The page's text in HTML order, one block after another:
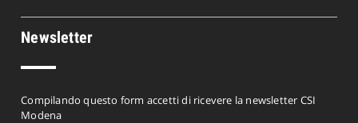
Newsletter
Compilando questo form accetti di ricevere la newsletter CSI
Modena